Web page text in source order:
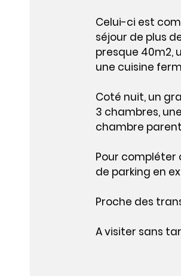
Celui-ci est
séjour de plus
presque 40m2,
une cuisine
Coté nuit, un
3 chambres,
chambre
Pour compléter
de parking en
Proche des
A visiter sans